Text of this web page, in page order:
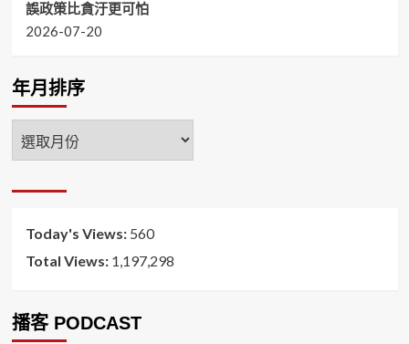
誤政策比貪汙更可怕
2026-07-20
年月排序
年
月
Today's Views: 560
Total Views: 1,197,298
播客 PODCAST